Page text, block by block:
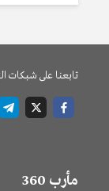
تابعنا على شبكات
مأرب 360